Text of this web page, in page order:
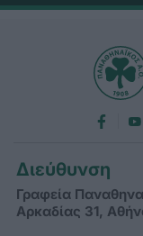
Διεύθυνση
Γραφεία
Αρκαδίας 31,